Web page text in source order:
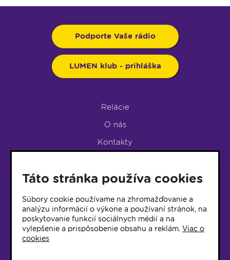
Podporte Vaše rádio
LUMEN klub - prihláška
Relácie
O nás
Kontakty
LUMEN KLUB
LUMEN KLUB PRIHLÁŠKA
© 2017 Rádio Lumen, Všetky práva vyhradené
Táto stránka používa cookies
Súbory cookie používame na zhromažďovanie a
analýzu informácií o výkone a používaní stránok, na
poskytovanie funkcií sociálnych médií a na
vylepšenie a prispôsobenie obsahu a reklám. Viac o
cookies